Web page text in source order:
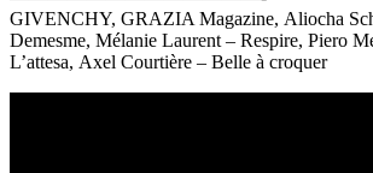
GIVENCHY, GRAZIA Magazine, Aliocha
Demesme, Mélanie Laurent – Respire, Piero
L’attesa, Axel Courtière – Belle à croquer